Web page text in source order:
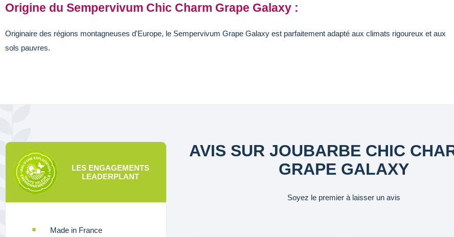
Origine du Sempervivum Chic Charm Grape Galaxy :
Originaire des régions montagneuses d'Europe, le Sempervivum Grape Galaxy est parfaitement adapté aux climats rigoureux et aux
sols pauvres.
LES ENGAGEMENTS
LEADERPLANT
Made in France
AVIS SUR JOUBARBE CHIC
GRAPE GALAXY
Soyez le premier à laisser un avis